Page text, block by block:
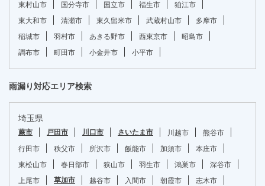
東村山市
国分寺市 国立市 福生市
狛江市
東大和市
清瀬市 東久留米市 武蔵村山市
多摩市
稲城市
羽村市 あきる野市 西東京市
昭島市
調布市
町田市 小金井市 小平市
雨漏り対応エリア検索
埼玉県
蕨市 戸田市 川口市 さいたま市 川越市
熊谷市
行田市
秩父市 所沢市 飯能市 加須市
本庄市
東松山市
春日部市 狭山市 羽生市 鴻巣市
深谷市
上尾市
草加市 越谷市 入間市 朝霞市
志木市